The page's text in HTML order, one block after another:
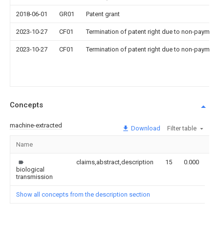
2018-06-01 GR01 Patent grant
2023-10-27 CF01 Termination of patent right due to non-
2023-10-27 CF01 Termination of patent right due to non-
Concepts
machine-extracted Download Filter table
Name
biological
transmission
claims,abstract,description 15 0.000
Show all concepts from the description section